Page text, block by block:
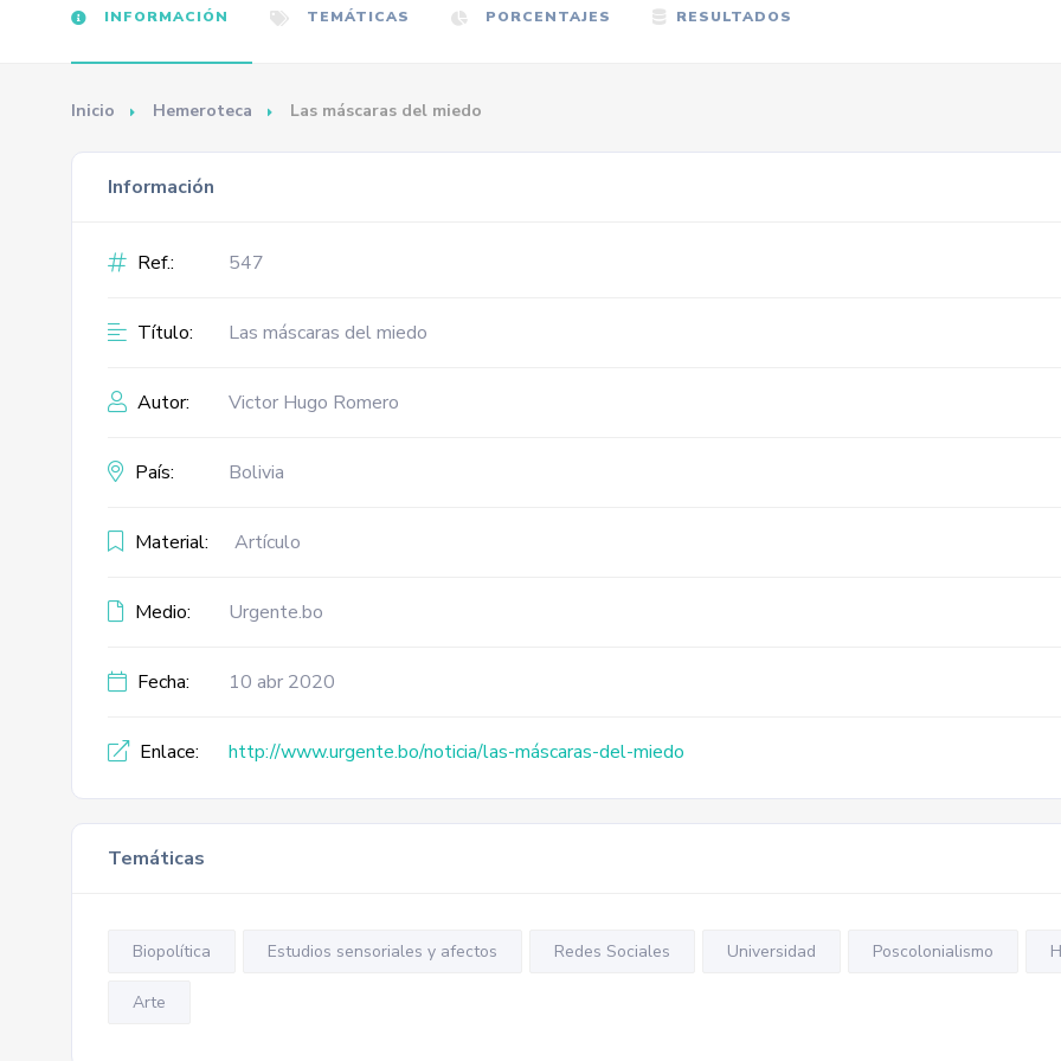
INFORMACIÓN TEMÁTICAS PORCENTAJES RESULTADOS
Inicio Hemeroteca Las máscaras del miedo
Información
Ref.: 547
Título: Las máscaras del miedo
Autor: Victor Hugo Romero
País: Bolivia
Material: Artículo
Medio: Urgente.bo
Fecha: 10 abr 2020
Enlace: http://www.urgente.bo/noticia/las-máscaras-del-miedo
Temáticas
Biopolítica Estudios sensoriales y afectos Redes Sociales Universidad Poscolonialismo
Arte